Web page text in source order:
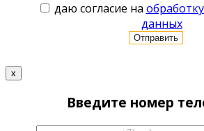
даю согласие на
данных
x
Введите номер